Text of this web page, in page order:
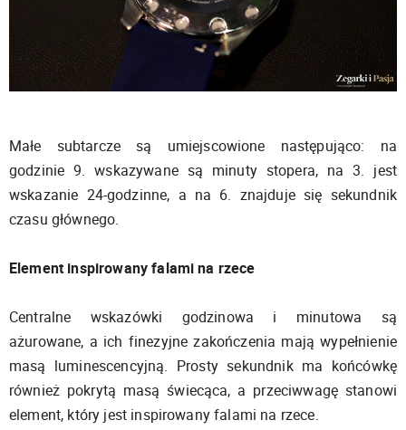
Małe subtarcze są umiejscowione następująco: na
godzinie 9. wskazywane są minuty stopera, na 3. jest
wskazanie 24-godzinne, a na 6. znajduje się sekundnik
czasu głównego.
Element inspirowany falami na rzece
Centralne wskazówki godzinowa i minutowa są
ażurowane, a ich finezyjne zakończenia mają wypełnienie
masą luminescencyjną. Prosty sekundnik ma końcówkę
również pokrytą masą świecąca, a przeciwwagę stanowi
element, który jest inspirowany falami na rzece.